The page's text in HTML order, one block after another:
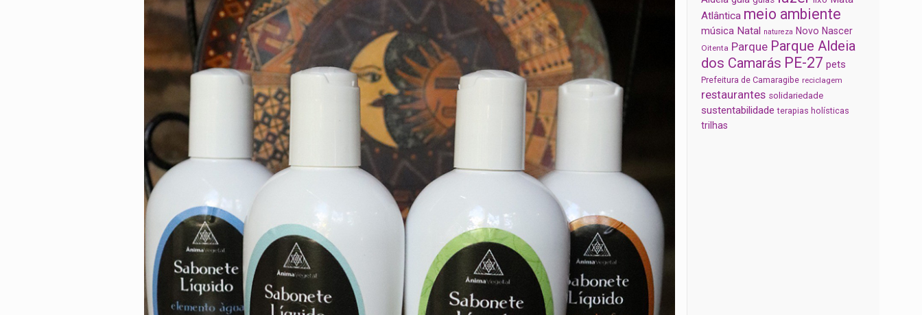
Atlântica meio ambiente
música Natal natureza Novo Nascer
Oitenta Parque Parque Aldeia
dos Camarás PE-27 pets
Prefeitura de Camaragibe reciclagem
restaurantes solidariedade
sustentabilidade terapias holísticas
trilhas